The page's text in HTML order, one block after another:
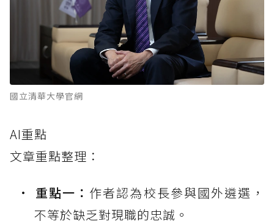
國立清華大學官網
AI重點
文章重點整理：
重點一： 作者認為校長參與國外遴選，
不等於缺乏對現職的忠誠。